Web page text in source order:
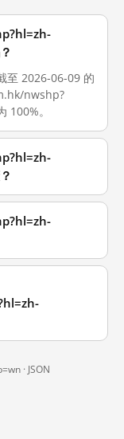
至 2026-06-09 的
nwshp?
100%。
· JSON